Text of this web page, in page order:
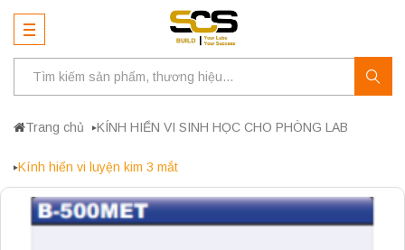
Trang chủ KÍNH HIỂN VI SINH HỌC CHO PHÒNG LAB
Kính hiển vi luyện kim 3 mắt